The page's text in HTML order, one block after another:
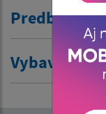
Predbežná
Vybavenie